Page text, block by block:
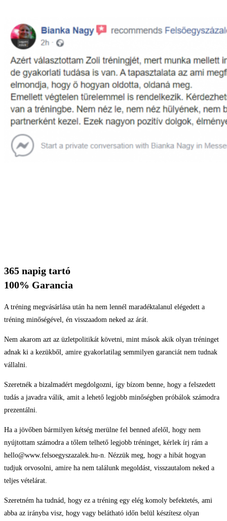
365 napig tartó
100% Garancia
A tréning megvásárlása után ha nem lennél maradéktalanul elégedett a
tréning minőségével, én visszaadom neked az árát.
Nem akarom azt az üzletpolitikát követni, mint mások akik olyan tréninget
adnak ki a kezükből, amire gyakorlatilag semmilyen garanciát nem tudnak
vállalni.
Szeretnék a bizalmadért megdolgozni, így bízom benne, hogy a felszedett
tudás a javadra válik, amit a lehető legjobb minőségben próbálok számodra
prezentálni.
Ha a jövőben bármilyen kétség merülne fel benned afelől, hogy nem
nyújtottam számodra a tőlem telhető legjobb tréninget, kérlek írj rám a
hello@www.felsoegyszazalek.hu-n. Nézzük meg, hogy a hibát hogyan
tudjuk orvosolni, amire ha nem találunk megoldást, visszautalom neked a
teljes vételárat.
Szeretném ha tudnád, hogy ez a tréning egy elég komoly befektetés, ami
abba az irányba visz, hogy vagy belátható időn belül készítesz olyan